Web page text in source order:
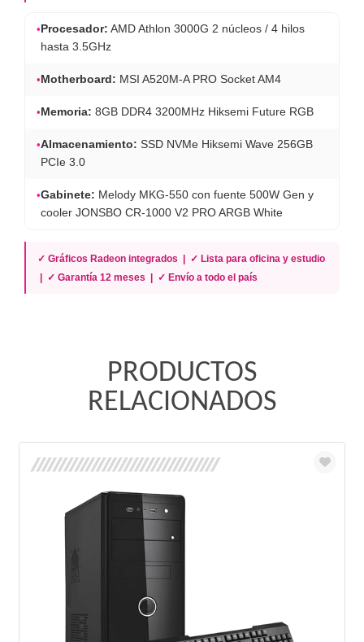
• Procesador: AMD Athlon 3000G 2 núcleos / 4 hilos
hasta 3.5GHz
• Motherboard: MSI A520M-A PRO Socket AM4
• Memoria: 8GB DDR4 3200MHz Hiksemi Future RGB
•Almacenamiento: SSD NVMe Hiksemi Wave 256GB
PCIe 3.0
•Gabinete: Melody MKG-550 con fuente 500W Gen y
cooler JONSBO CR-1000 V2 PRO ARGB White
✓ Gráficos Radeon integrados | ✓ Lista para oficina y estudio
| ✓ Garantía 12 meses | ✓ Envío a todo el país
PRODUCTOS
RELACIONADOS